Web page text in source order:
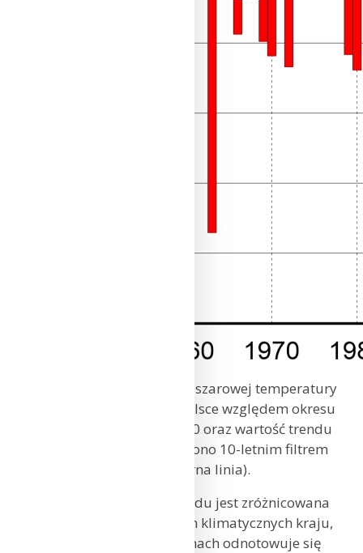
Seria anomalii średniej obszarowej temperatury
powietrza w styczniu w Polsce względem okresu
referencyjnego 1991-2020 oraz wartość trendu
(°C/10 lat); serie wygładzono 10-letnim filtrem
Gaussa (czarna linia).
Wartość współczynnika trendu jest zróżnicowana
w poszczególnych regionach klimatycznych kraju,
jednak we wszystkich regionach odnotowuje się